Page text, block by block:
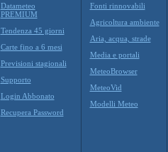
Datameteo
PREMIUM
Tendenza 45 giorni
Carte fino a 6 mesi
Previsioni stagionali
Supporto
Login Abbonato
Recupera Password
Fonti rinnovabili
Agricoltura ambiente
Aria, acqua, strade
Media e portali
MeteoBrowser
MeteoVid
Modelli Meteo